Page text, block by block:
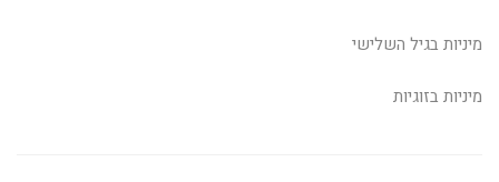
מיניות בגיל השלישי
מיניות בזוגיות